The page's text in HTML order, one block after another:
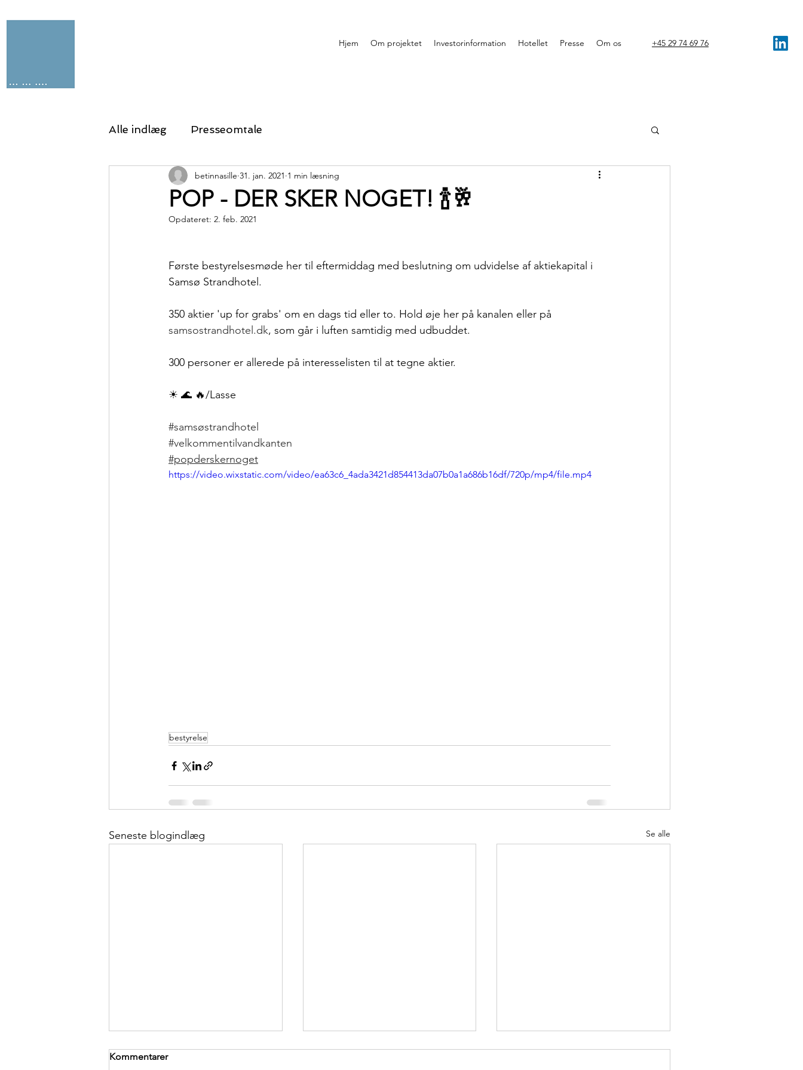
Hjem Om projektet Investorinformation Hotellet Presse Om os +45 29 74 69 76
Alle indlæg Presseomtale
POP - DER SKER NOGET! 🍾🥂
betinnasille 31. jan. 2021 1 min læsning
Opdateret: 2. feb. 2021
Første bestyrelsesmøde her til eftermiddag med beslutning om udvidelse af aktiekapital i
Samsø Strandhotel.
350 aktier 'up for grabs' om en dags tid eller to. Hold øje her på kanalen eller på
samsostrandhotel.dk, som går i luften samtidig med udbuddet.
300 personer er allerede på interesselisten til at tegne aktier.
☀ 🌊 🔥/Lasse
#samsøstrandhotel
#velkommentilvandkanten
#popderskernoget
https://video.wixstatic.com/video/ea63c6_4ada3421d854413da07b0a1a686b16df/720p/mp4/file.mp4
bestyrelse
Seneste blogindlæg Se alle
Kommentarer